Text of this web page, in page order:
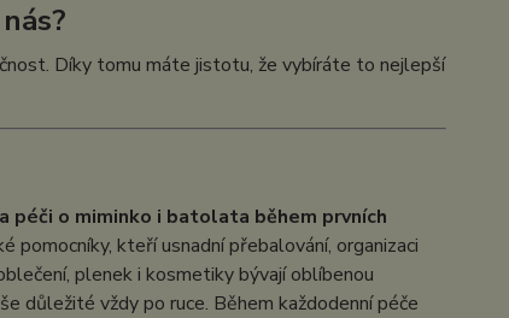
Díky tomu máte jistotu, že vybíráte to nejlepší
péči o miminko i batolata během prvních
pomocníky, kteří usnadní přebalování, organizaci
plenek i kosmetiky bývají oblíbenou
důležité vždy po ruce. Během každodenní péče